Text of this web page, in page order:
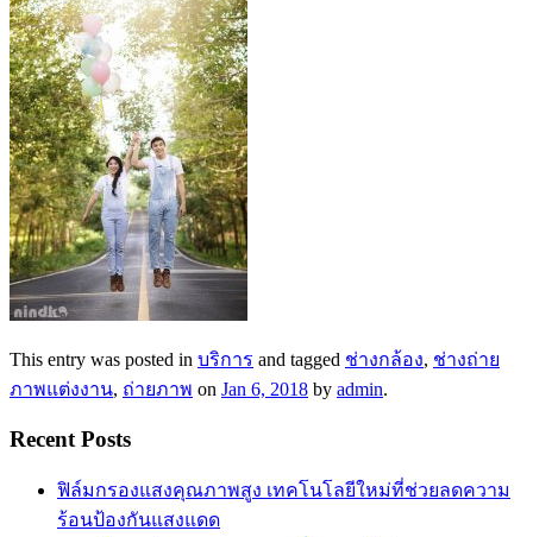
This entry was posted in บริการ and tagged ช่างกล้อง, ช่างถ่าย
ภาพแต่งงาน, ถ่ายภาพ on Jan 6, 2018 by admin.
Recent Posts
ฟิล์มกรองแสงคุณภาพสูง เทคโนโลยีใหม่ที่ช่วยลดความ
ร้อนป้องกันแสงแดด